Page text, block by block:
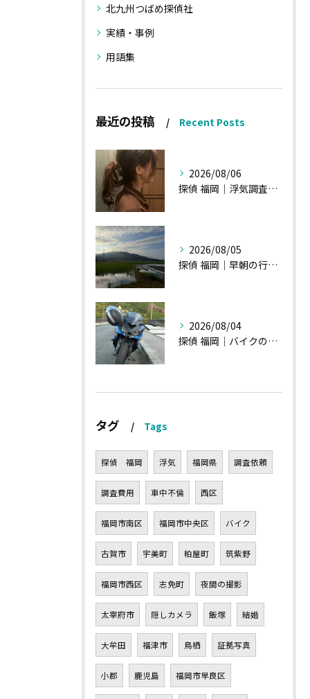
北九州つばめ探偵社
実績・事例
用語集
最近の投稿 Recent Posts
2026/08/06
探偵 福岡｜浮気調査の現場から・・・・チハルさん特集
2026/08/05
探偵 福岡｜早朝の行動調査、初見一発勝負のような・・・・
2026/08/04
探偵 福岡｜バイクの新旧交代、浮気調査における内偵型調査
タグ Tags
探偵 福岡 浮気 福岡県 調査依頼
調査費用 車中不倫 西区
福岡市南区 福岡市中央区 バイク
古賀市 宇美町 粕屋町 筑紫野
福岡市西区 志免町 夜間の撮影
太宰府市 隠しカメラ 飯塚 結婚
大牟田 福津市 鳥栖 証拠写真
小郡 鹿児島 福岡市早良区